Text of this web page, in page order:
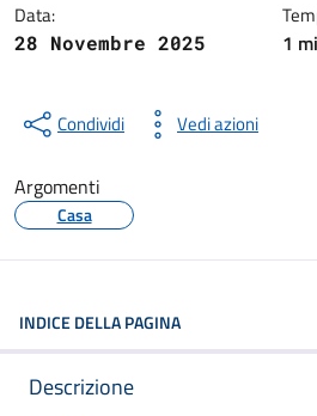
Data:
28 Novembre 2025 1
Condividi Vedi azioni
Argomenti
Casa
INDICE DELLA PAGINA
Descrizione